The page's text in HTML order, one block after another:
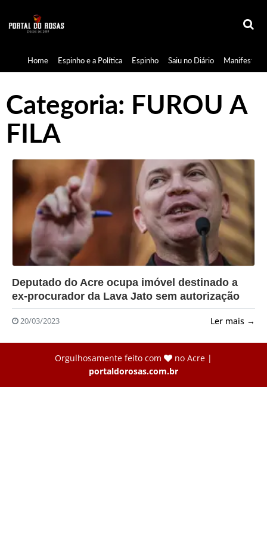
Home Espinho e a Política Espinho Saiu no Diário
Categoria: FUROU A
FILA
?>
Deputado do Acre ocupa imóvel destinado a
ex-procurador da Lava Jato sem autorização
20/03/2023 Ler mais →
Orgulhosamente feito com
no Acre |
portaldorosas.com.br